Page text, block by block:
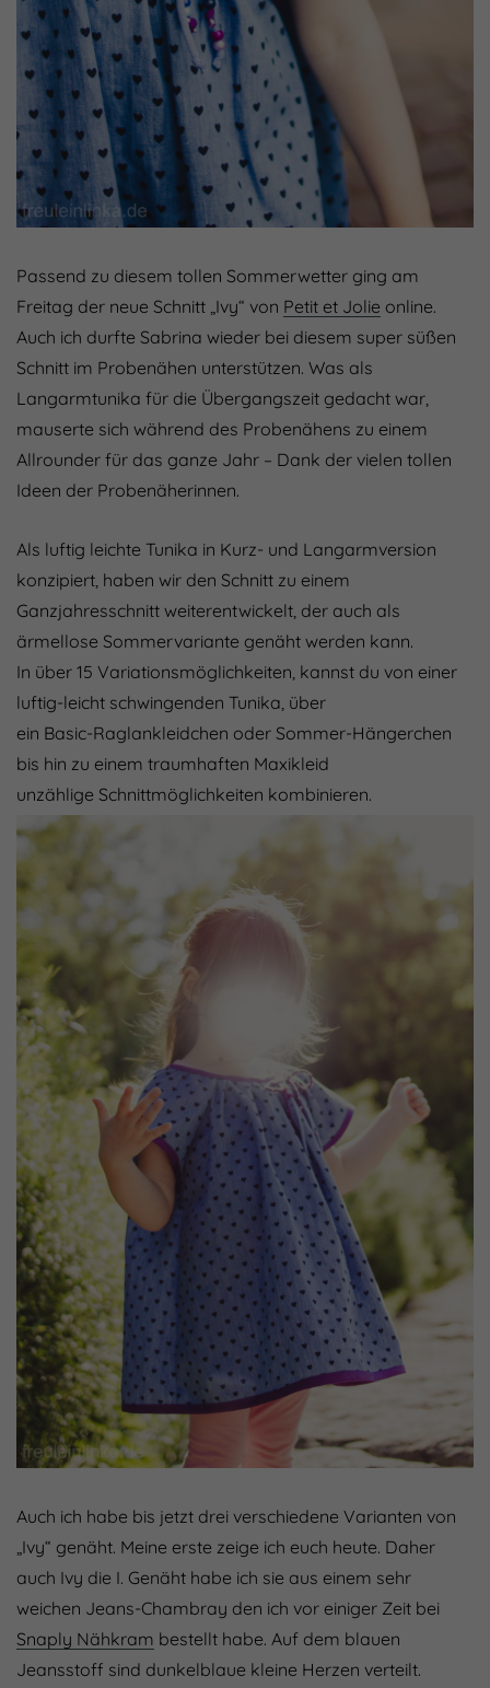
Passend zu diesem tollen Sommerwetter ging am
Freitag der neue Schnitt „Ivy“ von Petit et Jolie online.
Auch ich durfte Sabrina wieder bei diesem super süßen
Schnitt im Probenähen unterstützen. Was als
Langarmtunika für die Übergangszeit gedacht war,
mauserte sich während des Probenähens zu einem
Allrounder für das ganze Jahr – Dank der vielen tollen
Ideen der Probenäherinnen.
Als luftig leichte Tunika in Kurz- und Langarmversion
konzipiert, haben wir den Schnitt zu einem
Ganzjahresschnitt weiterentwickelt, der auch als
ärmellose Sommervariante genäht werden kann.
In über 15 Variationsmöglichkeiten, kannst du von einer
luftig-leicht schwingenden Tunika, über
ein Basic-Raglankleidchen oder Sommer-Hängerchen
bis hin zu einem traumhaften Maxikleid
unzählige Schnittmöglichkeiten kombinieren.
Auch ich habe bis jetzt drei verschiedene Varianten von
„Ivy“ genäht. Meine erste zeige ich euch heute. Daher
auch Ivy die I. Genäht habe ich sie aus einem sehr
weichen Jeans-Chambray den ich vor einiger Zeit bei
Snaply Nähkram bestellt habe. Auf dem blauen
Jeansstoff sind dunkelblaue kleine Herzen verteilt.